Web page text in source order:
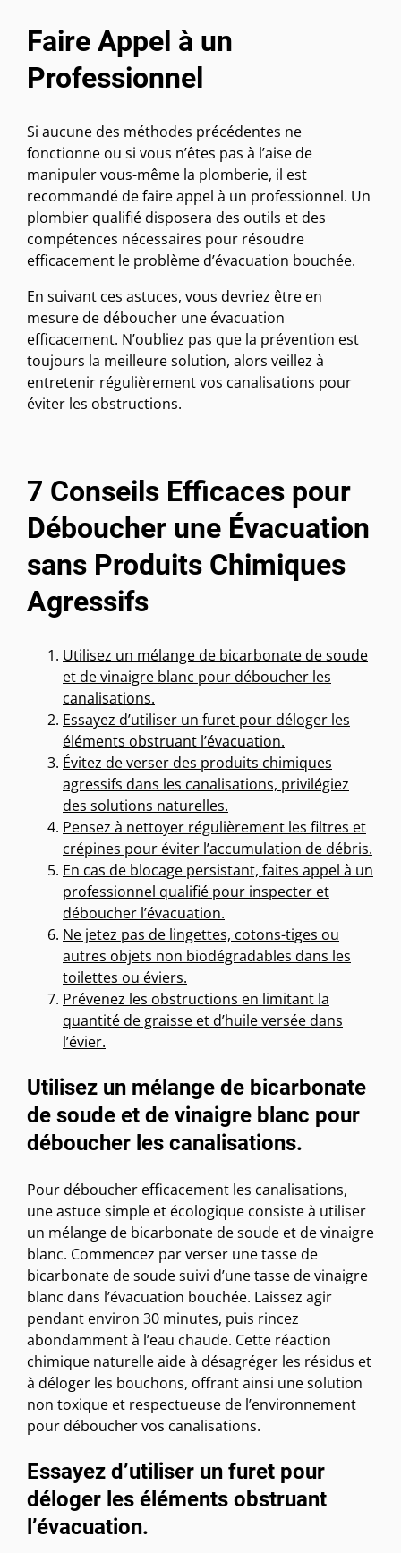
Faire Appel à un
Professionnel
Si aucune des méthodes précédentes ne
fonctionne ou si vous n’êtes pas à l’aise de
manipuler vous-même la plomberie, il est
recommandé de faire appel à un professionnel. Un
plombier qualifié disposera des outils et des
compétences nécessaires pour résoudre
efficacement le problème d’évacuation bouchée.
En suivant ces astuces, vous devriez être en
mesure de déboucher une évacuation
efficacement. N’oubliez pas que la prévention est
toujours la meilleure solution, alors veillez à
entretenir régulièrement vos canalisations pour
éviter les obstructions.
7 Conseils Efficaces pour
Déboucher une Évacuation
sans Produits Chimiques
Agressifs
Utilisez un mélange de bicarbonate de soude
et de vinaigre blanc pour déboucher les
canalisations.
Essayez d’utiliser un furet pour déloger les
éléments obstruant l’évacuation.
Évitez de verser des produits chimiques
agressifs dans les canalisations, privilégiez
des solutions naturelles.
Pensez à nettoyer régulièrement les filtres et
crépines pour éviter l’accumulation de débris.
En cas de blocage persistant, faites appel à un
professionnel qualifié pour inspecter et
déboucher l’évacuation.
Ne jetez pas de lingettes, cotons-tiges ou
autres objets non biodégradables dans les
toilettes ou éviers.
Prévenez les obstructions en limitant la
quantité de graisse et d’huile versée dans
l’évier.
Utilisez un mélange de bicarbonate
de soude et de vinaigre blanc pour
déboucher les canalisations.
Pour déboucher efficacement les canalisations,
une astuce simple et écologique consiste à utiliser
un mélange de bicarbonate de soude et de vinaigre
blanc. Commencez par verser une tasse de
bicarbonate de soude suivi d’une tasse de vinaigre
blanc dans l’évacuation bouchée. Laissez agir
pendant environ 30 minutes, puis rincez
abondamment à l’eau chaude. Cette réaction
chimique naturelle aide à désagréger les résidus et
à déloger les bouchons, offrant ainsi une solution
non toxique et respectueuse de l’environnement
pour déboucher vos canalisations.
Essayez d’utiliser un furet pour
déloger les éléments obstruant
l’évacuation.